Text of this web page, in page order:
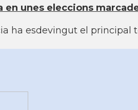
en unes eleccions
ha esdevingut el principal